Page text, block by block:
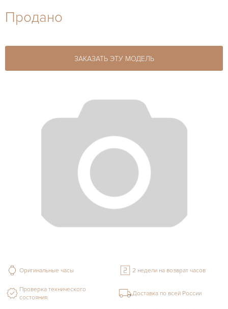
27-44
Продано
ЗАКАЗАТЬ ЭТУ МОДЕЛЬ
Оригинальные часы 2 недели на возврат часов
Проверка технического
состояния
Доставка по всей России